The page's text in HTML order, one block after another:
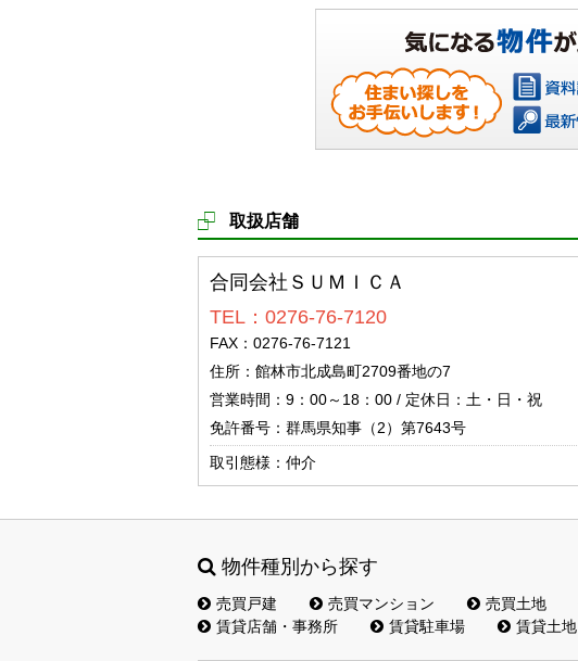
取扱店舗
合同会社ＳＵＭＩＣＡ
TEL：0276-76-7120
FAX：0276-76-7121
住所：館林市北成島町2709番地の7
営業時間：9：00～18：00 / 定休日：土・日・祝
免許番号：群馬県知事（2）第7643号
取引態様：仲介
物件種別から探す
売買戸建 売買マンション 売買土地
賃貸店舗・事務所
賃貸駐車場 賃貸土地